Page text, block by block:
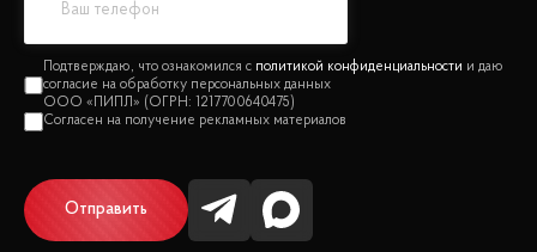
политикой конфиденциальности
Отправить